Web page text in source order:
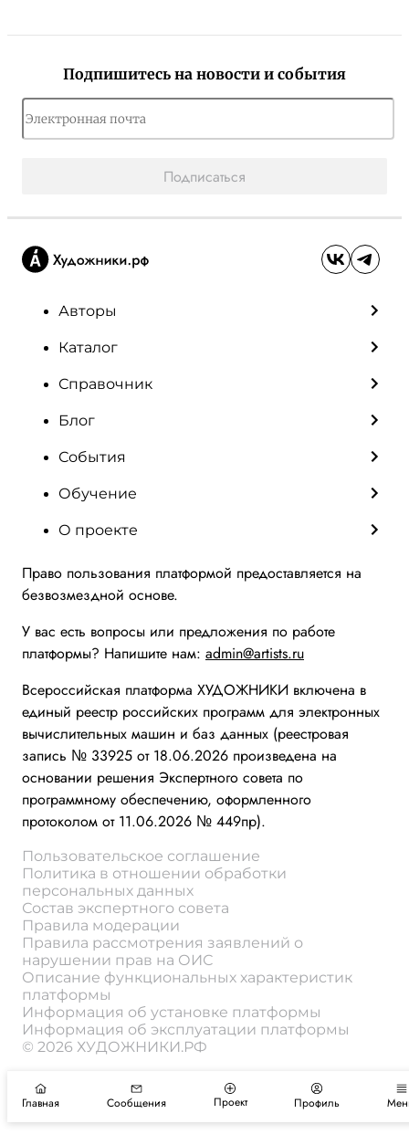
Подпишитесь на новости и события
Подписаться
Авторы
Каталог
Справочник
Блог
События
Обучение
О проекте
Право пользования платформой предоставляется на
безвозмездной основе.
У вас есть вопросы или предложения по работе
платформы? Напишите нам: admin@artists.ru
Всероссийская платформа ХУДОЖНИКИ включена в
единый реестр российских программ для электронных
вычислительных машин и баз данных (реестровая
запись № 33925 от 18.06.2026 произведена на
основании решения Экспертного совета по
программному обеспечению, оформленного
протоколом от 11.06.2026 № 449пр).
Пользовательское соглашение
Политика в отношении обработки
персональных данных
Состав экспертного совета
Правила модерации
Правила рассмотрения заявлений о
нарушении прав на ОИС
Описание функциональных характеристик
платформы
Информация об установке платформы
Информация об эксплуатации платформы
© 2026 ХУДОЖНИКИ.РФ
Главная Сообщения Проект Профиль